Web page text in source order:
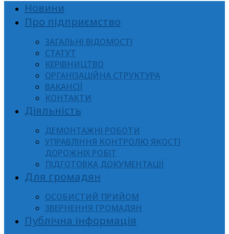
Новини
Про підприємство
ЗАГАЛЬНІ ВІДОМОСТІ
СТАТУТ
КЕРІВНИЦТВО
ОРГАНІЗАЦІЙНА СТРУКТУРА
ВАКАНСІЇ
КОНТАКТИ
Діяльність
ДЕМОНТАЖНІ РОБОТИ
УПРАВЛІННЯ КОНТРОЛЮ ЯКОСТІ
ДОРОЖНІХ РОБІТ
ПІДГОТОВКА ДОКУМЕНТАЦІЇ
Для громадян
ОСОБИСТИЙ ПРИЙОМ
ЗВЕРНЕННЯ ГРОМАДЯН
Публічна інформація